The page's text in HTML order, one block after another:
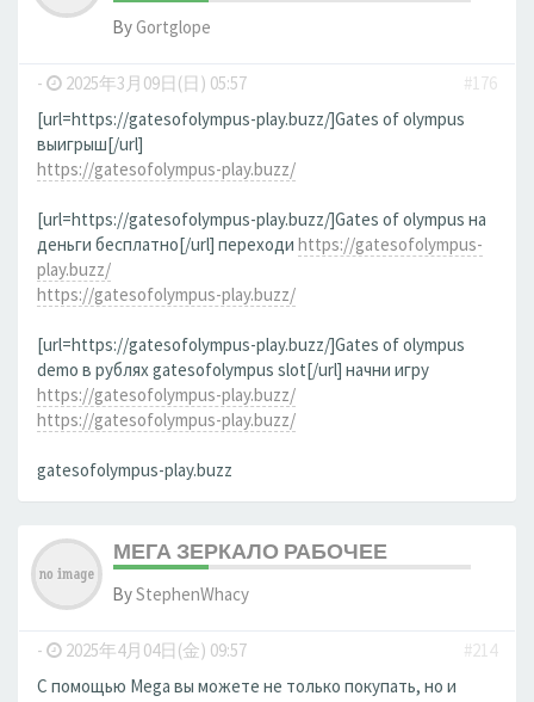
ByGortglope
- 2025年3月09日(日) 05:57
#176
[url=https://gatesofolympus-play.buzz/]Gates of olympus
выигрыш[/url]
https://gatesofolympus-play.buzz/
[url=https://gatesofolympus-play.buzz/]Gates of olympus на
деньги бесплатно[/url] переходи https://gatesofolympus-
play.buzz/
https://gatesofolympus-play.buzz/
[url=https://gatesofolympus-play.buzz/]Gates of olympus
demo в рублях gatesofolympus slot[/url] начни игру
https://gatesofolympus-play.buzz/
https://gatesofolympus-play.buzz/
gatesofolympus-play.buzz
МЕГА ЗЕРКАЛО РАБОЧЕЕ
ByStephenWhacy
- 2025年4月04日(金) 09:57
#214
С помощью Mega вы можете не только покупать, но и